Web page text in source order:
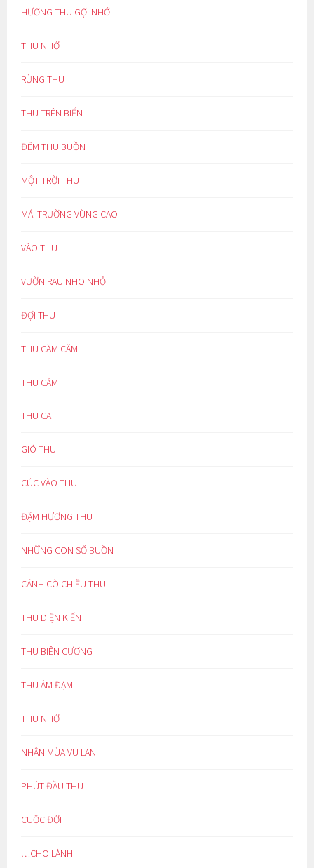
HƯƠNG THU GỢI NHỚ
THU NHỚ
RỪNG THU
THU TRÊN BIỂN
ĐÊM THU BUỒN
MỘT TRỜI THU
MÁI TRƯỜNG VÙNG CAO
VÀO THU
VƯỜN RAU NHO NHỎ
ĐỢI THU
THU CĂM CĂM
THU CẢM
THU CA
GIÓ THU
CÚC VÀO THU
ĐẬM HƯƠNG THU
NHỮNG CON SỐ BUỒN
CÁNH CÒ CHIỀU THU
THU DIỆN KIẾN
THU BIÊN CƯƠNG
THU ẢM ĐẠM
THU NHỚ
NHÂN MÙA VU LAN
PHÚT ĐẦU THU
CUỘC ĐỜI
…CHO LÀNH